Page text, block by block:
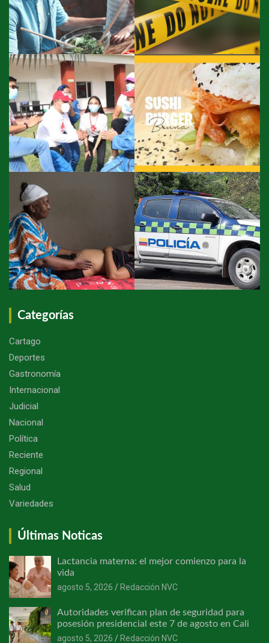
Categorías
Cartago
Deportes
Gastronomía
Internacional
Judicial
Nacional
Política
Reciente
Regional
Salud
Variedades
Últimas Noticas
Lactancia materna: el mejor comienzo para la
vida
agosto 5, 2026
Redacción NVC
Autoridades verifican plan de seguridad para
posesión presidencial este 7 de agosto en Cali
agosto 5, 2026
Redacción NVC